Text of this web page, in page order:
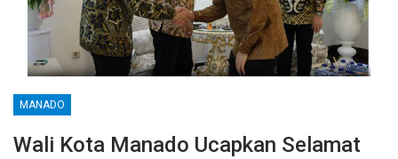
MANADO
Wali Kota Manado Ucapkan Selamat